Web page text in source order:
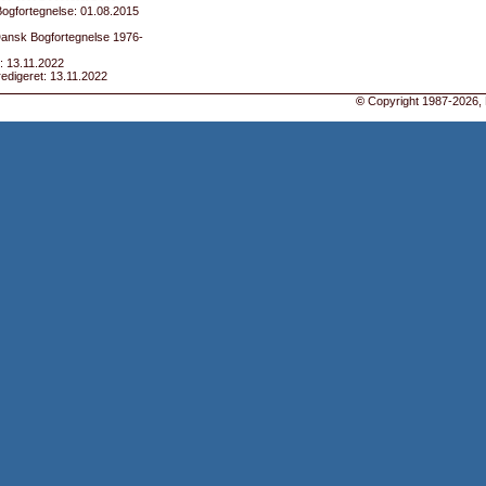
01.08.2015
Bogfortegnelse 1976-
13.11.2022
13.11.2022
© Copyright 1987-